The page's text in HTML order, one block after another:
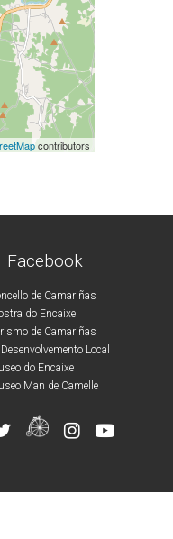
contributors
Facebook
de Camariñas
do Encaixe
de Camariñas
Local
do Encaixe
Man de Camelle